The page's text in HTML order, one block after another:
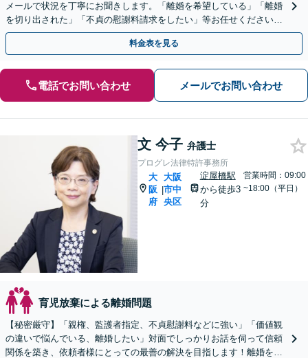
メールで状況を丁寧にお聞きします。「離婚を希望している」「離婚
を切り出された」「不貞の慰謝料請求をしたい」等お任せください。
【リーズナブルな料金設定】
料金表を見る
電話でお問い合わせ メールでお問い合わせ
文 今子 弁護士
プログレ法律特許事務所
大
阪
府
|
大阪
市中
央区
淀屋橋駅
から徒歩3
分
営業時間：09:00
~18:00（平日）
育児放棄による離婚問題
【秘密厳守】「親権、監護者指定、不貞慰謝料などに強い」「価値観
の違いで悩んでいる、離婚したい」対面でしっかりお話を伺って信頼
関係を築き、依頼者様にとっての最善の解決を目指します！離婚を考